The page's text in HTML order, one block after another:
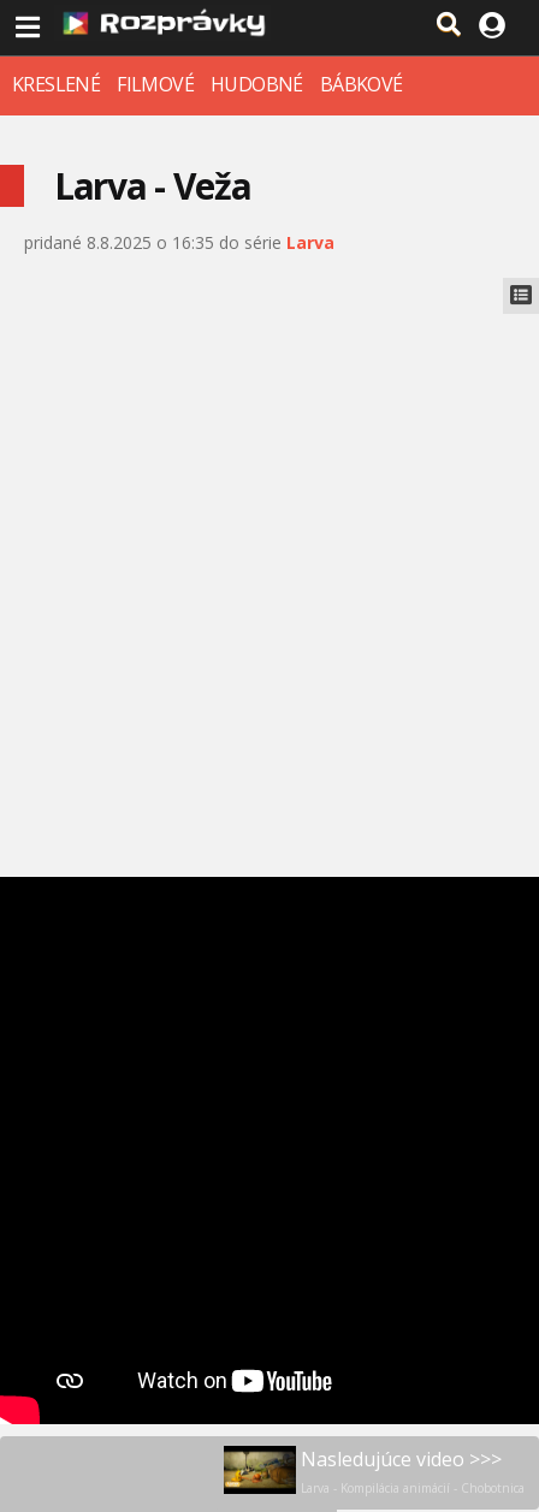
KRESLENÉ FILMOVÉ HUDOBNÉ BÁBKOVÉ
Larva - Veža
pridané 8.8.2025 o 16:35 do série Larva
Nasledujúce video >>>
Larva - Kompilácia animácií - Chobotnica